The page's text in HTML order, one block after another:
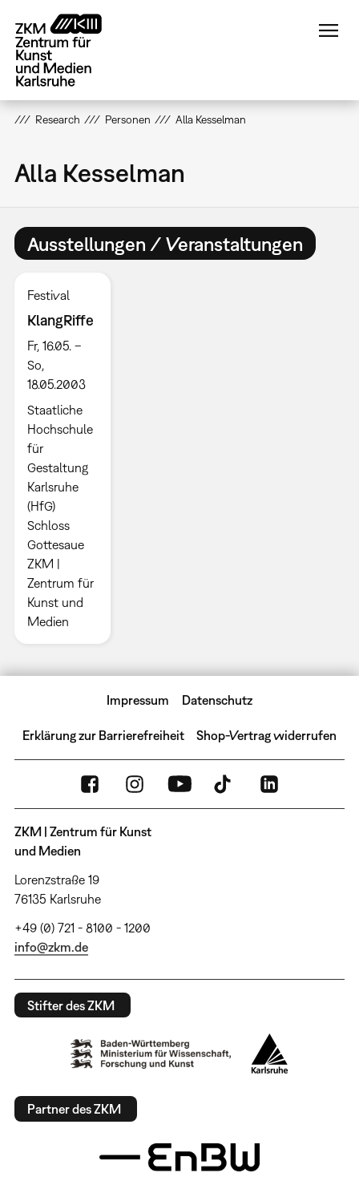
zum
Inhalt
Research Personen Alla Kesselman
Alla Kesselman
Ausstellungen / Veranstaltungen
Festival
KlangRiffe
Fr, 16.05. –
So,
18.05.2003
Staatliche
Hochschule
für
Gestaltung
Karlsruhe
(HfG)
Schloss
Gottesaue
ZKM |
Zentrum für
Kunst und
Medien
Impressum Datenschutz
Erklärung zur Barrierefreiheit Shop-Vertrag widerrufen
ZKM | Zentrum für Kunst
und Medien
Lorenzstraße 19
76135 Karlsruhe
+49 (0) 721 - 8100 - 1200
info@zkm.de
Stifter des ZKM
Partner des ZKM